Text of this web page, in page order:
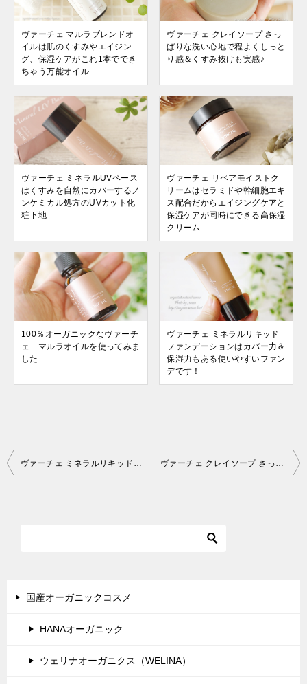
ヴァーチェ マルラブレンドオ
イルは肌のくすみやエイジン
グ、保湿ケアがこれ1本ででき
ちゃう万能オイル
ヴァーチェ クレイソープ さっ
ぱりな洗い心地で程よくしっと
り感＆くすみ抜けも実感♪
ヴァーチェ ミネラルUVベース
はくすみを自然にカバーするノ
ンケミカル処方のUVカット化
粧下地
ヴァーチェ リペアモイストク
リームはセラミドや幹細胞エキ
ス配合だからエイジングケアと
保湿ケアが同時にできる高保湿
クリーム
100％オーガニックなヴァーチ
ェ マルラオイルを使ってみま
した
ヴァーチェ ミネラルリキッド
ファンデーションはカバー力＆
保湿力もある使いやすいファン
デです！
投
シ
ヴァーチェ ミネラルリキッドファンデーションはカバー力＆保湿力もある使いやすいファンデです！ ヴァーチェ クレイソープ さっぱりな洗い心地で程よくしっとり感＆くすみ抜けも実感♪
国産オーガニックコスメ
HANAオーガニック
ウェリナオーガニクス（WELINA）